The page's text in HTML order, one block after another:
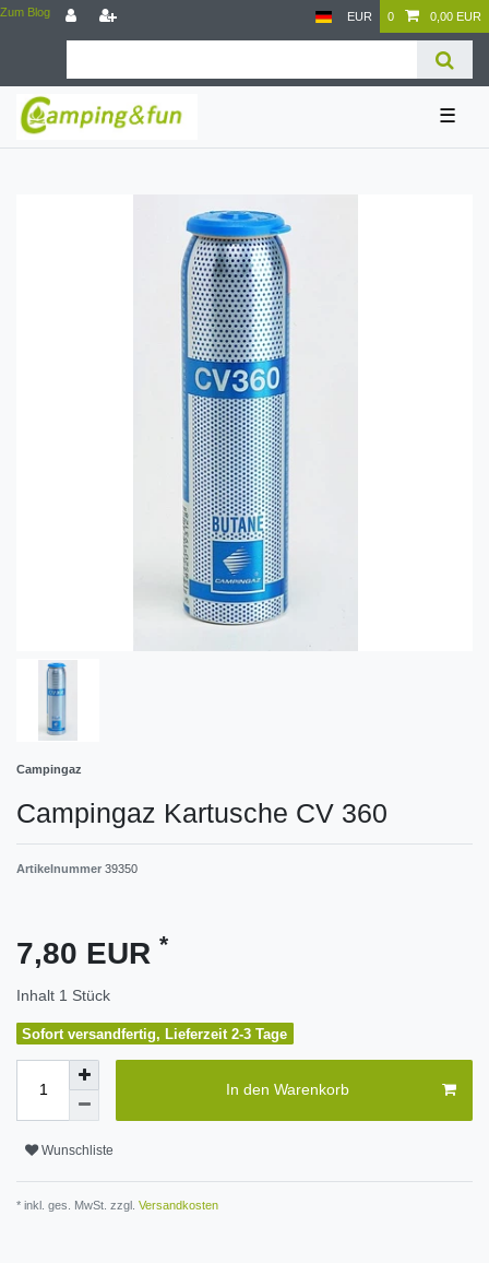
Zum Blog EUR 0 0,00 EUR
☰
Campingaz
Campingaz Kartusche CV 360
Artikelnummer 39350
7,80 EUR *
Inhalt 1 Stück
Sofort versandfertig, Lieferzeit 2-3 Tage
In den Warenkorb
Wunschliste
* inkl. ges. MwSt. zzgl. Versandkosten